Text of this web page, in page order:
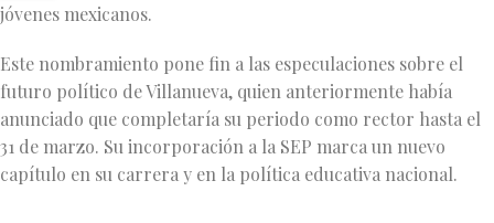
jóvenes mexicanos.
Este nombramiento pone fin a las especulaciones sobre el
futuro político de Villanueva, quien anteriormente había
anunciado que completaría su periodo como rector hasta el
31 de marzo. Su incorporación a la SEP marca un nuevo
capítulo en su carrera y en la política educativa nacional.